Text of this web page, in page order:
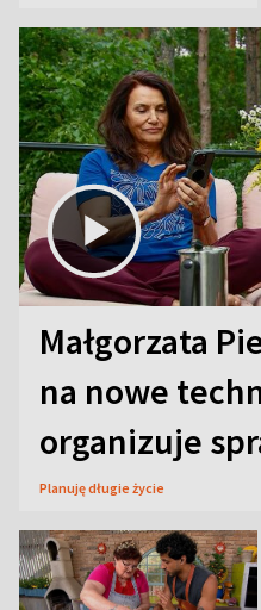
Małgorzata
na nowe
organizuje
Planuję długie życie